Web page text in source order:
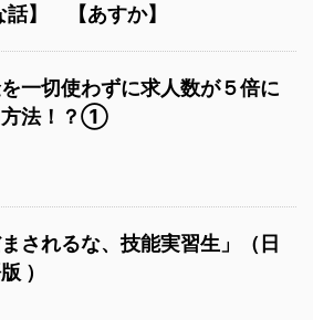
話】 【あすか】
一切使わずに求人数が５倍に
方法！？①
まされるな、技能実習生」（日
）